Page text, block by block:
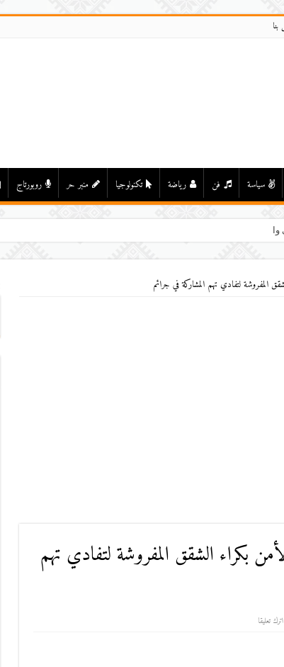
سياسة فن رياضة تكنولوجيا منبر حر روبورتاج
درعة بأولاد يحيى لكرا
المفروشة لتفادي تهم المشاركة في جرائم
بكراء الشقق المفروشة لتفادي تهم
اترك تعليقا